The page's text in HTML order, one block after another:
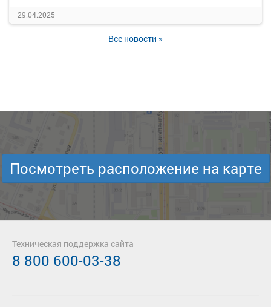
29.04.2025
Все новости »
Посмотреть расположение на карте
Техническая поддержка сайта
8 800 600-03-38